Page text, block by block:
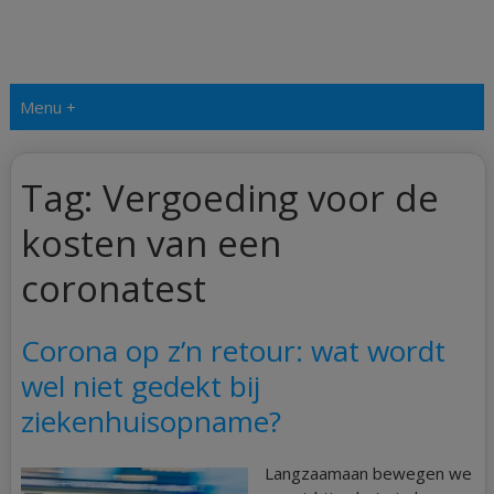
Menu +
Tag: Vergoeding voor de
kosten van een
coronatest
Corona op z’n retour: wat wordt
wel niet gedekt bij
ziekenhuisopname?
Langzaamaan bewegen we